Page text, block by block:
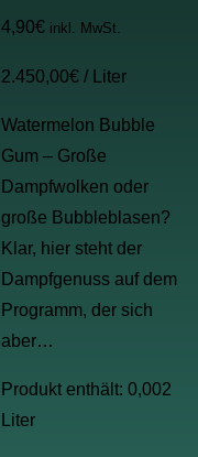
4,90€ inkl. MwSt.
2.450,00€ / Liter
Watermelon Bubble
Gum – Große
Dampfwolken oder
große Bubbleblasen?
Klar, hier steht der
Dampfgenuss auf dem
Programm, der sich
aber…
Produkt enthält: 0,002
Liter